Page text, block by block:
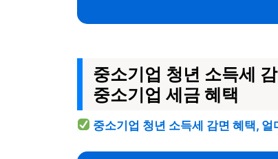
중소기업 청년 소득세
중소기업 세금 혜택
중소기업 청년 소득세 감면 혜택,